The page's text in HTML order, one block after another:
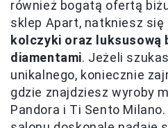
również bogatą ofertą
sklep Apart, natkniesz się
kolczyki oraz luksusową
diamentami. Jeżeli
unikalnego, koniecznie
gdzie znajdziesz wyroby
Pandora i Ti Sento